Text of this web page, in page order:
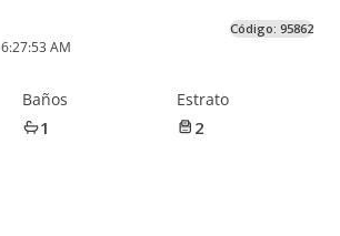
6:27:53 AM
Código: 95862
Baños
1
Estrato
2